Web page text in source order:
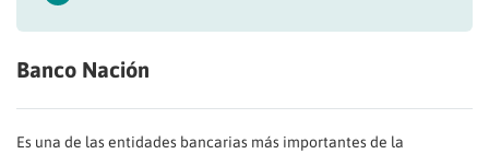
Banco Nación
Es una de las entidades bancarias más importantes de la